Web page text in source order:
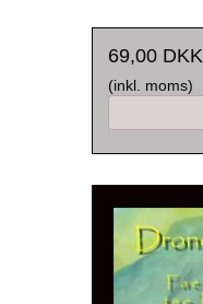
69,00 DKK
(inkl. moms)